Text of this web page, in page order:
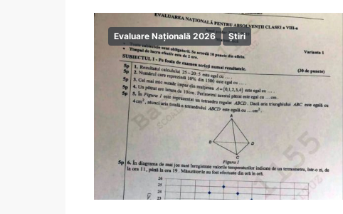
Evaluare Națională 2026 Știri